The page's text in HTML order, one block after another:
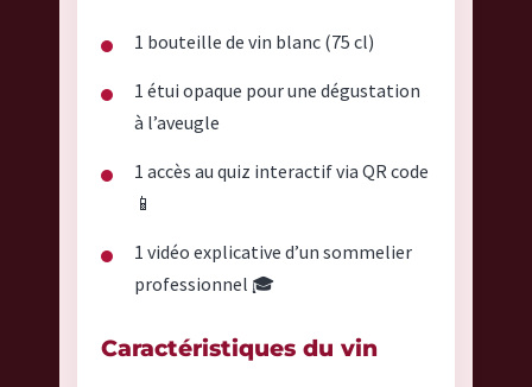
1 bouteille de vin blanc (75 cl)
1 étui opaque pour une dégustation
à l’aveugle
1 accès au quiz interactif via QR code
📱
1 vidéo explicative d’un sommelier
professionnel 🎓
Caractéristiques du vin